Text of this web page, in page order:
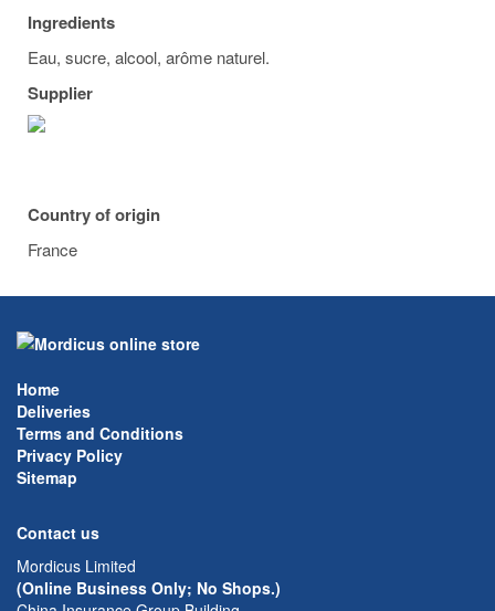
Ingredients
Eau, sucre, alcool, arôme naturel.
Supplier
Country of origin
France
Home
Deliveries
Terms and Conditions
Privacy Policy
Sitemap
Contact us
Mordicus Limited
(Online Business Only; No Shops.)